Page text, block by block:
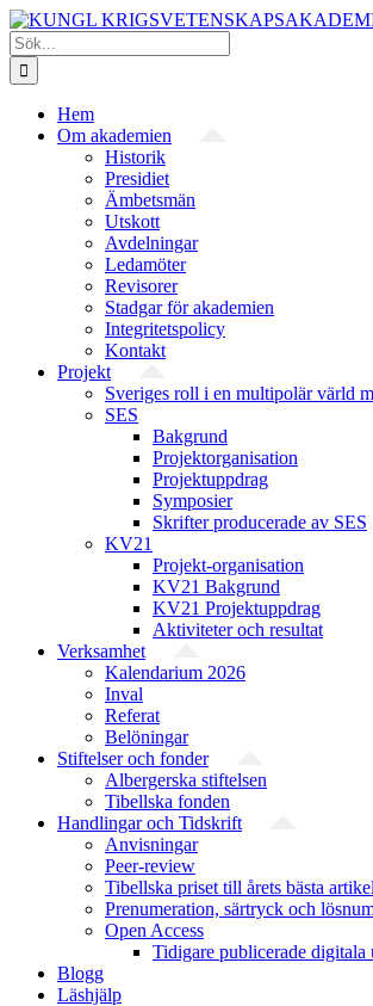
Fortsätt
till
innehållet
Sök
efter:
Hem
Om akademien
Historik
Presidiet
Ämbetsmän
Utskott
Avdelningar
Ledamöter
Revisorer
Stadgar för akademien
Integritetspolicy
Kontakt
Projekt
Sveriges roll i en multipolär värld
SES
Bakgrund
Projekt­organisation
Projektuppdrag
Symposier
Skrifter producerade av SES
KV21
Projekt-organisation
KV21 Bakgrund
KV21 Projektuppdrag
Aktiviteter och resultat
Verksamhet
Kalendarium 2026
Inval
Referat
Belöningar
Stiftelser och fonder
Albergerska stiftelsen
Tibellska fonden
Handlingar och Tidskrift
Anvisningar
Peer-review
Tibellska priset till årets bästa artikel
Prenumeration, särtryck och
Open Access
Tidigare publicerade digitala
Blogg
Läshjälp